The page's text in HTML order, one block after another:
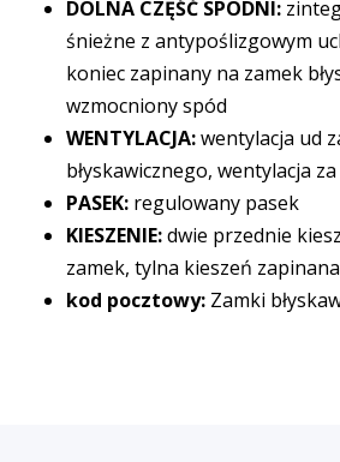
DOLNA CZĘŚĆ SPODNI:
śnieżne z antypoślizgowym
koniec zapinany na zamek
wzmocniony spód
WENTYLACJA:wentylacja ud
błyskawicznego, wentylacja
PASEK: regulowany pasek
KIESZENIE:dwie przednie
zamek, tylna kieszeń
kod pocztowy: Zamki